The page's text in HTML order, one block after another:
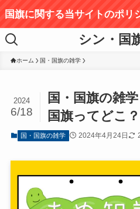
国旗に関する当サイトのポリ
シン・国
ホーム 国・国旗の雑学
国・国旗の雑
国旗ってどこ？
2024
6/18
国・国旗の雑学 2024年4月24日